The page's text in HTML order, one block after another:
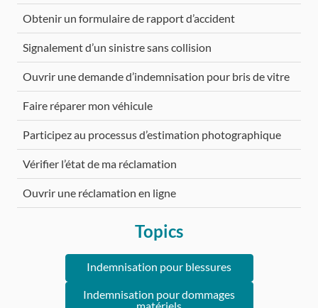
Obtenir un formulaire de rapport d’accident
Signalement d’un sinistre sans collision
Ouvrir une demande d’indemnisation pour bris de vitre
Faire réparer mon véhicule
Participez au processus d’estimation photographique
Vérifier l’état de ma réclamation
Ouvrir une réclamation en ligne
Topics
Indemnisation pour blessures
Indemnisation pour dommages